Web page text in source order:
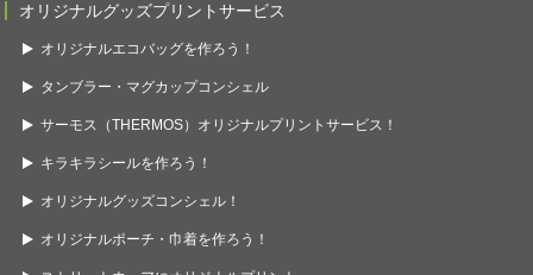
オリジナルグッズプリントサービス
オリジナルエコバッグを作ろう！
タンブラー・マグカップコンシェル
サーモス（THERMOS）オリジナルプリントサービス！
キラキラシールを作ろう！
オリジナルグッズコンシェル！
オリジナルポーチ・巾着を作ろう！